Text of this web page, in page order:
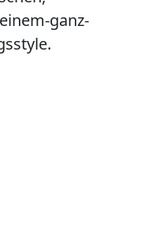
ganz-